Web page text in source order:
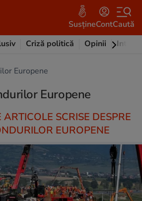
SusțineContCaută
Criză politică Opinii
Europene
Europene
ARTICOLE SCRISE DESPRE
EUROPENE